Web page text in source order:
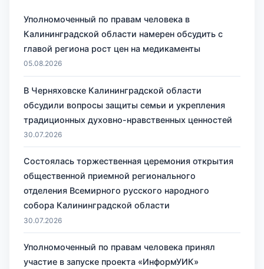
Уполномоченный по правам человека в
Калининградской области намерен обсудить с
главой региона рост цен на медикаменты
05.08.2026
В Черняховске Калининградской области
обсудили вопросы защиты семьи и укрепления
традиционных духовно-нравственных ценностей
30.07.2026
Состоялась торжественная церемония открытия
общественной приемной регионального
отделения Всемирного русского народного
собора Калининградской области
30.07.2026
Уполномоченный по правам человека принял
участие в запуске проекта «ИнформУИК»